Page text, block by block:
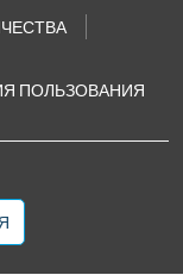
ПОЛЬЗОВАНИЯ